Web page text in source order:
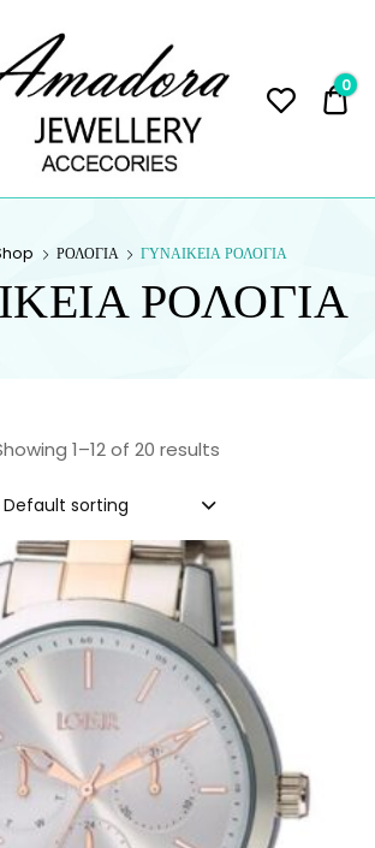
JEWELLERY
0
ΡΟΛΟΓΙΑ ΓΥΝΑΙΚΕΙΑ ΡΟΛΟΓΙΑ
ΡΟΛΟΓΙΑ
1–12 of 20 results
Default sorting